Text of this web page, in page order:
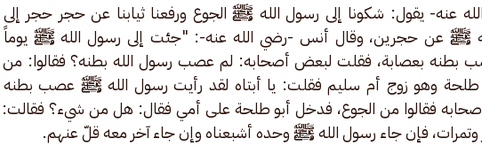
عنه- يقول: شكونا إلى رسول الله ﷺ الجوع ورفعنا ثيابنا عن حجر حجر إلى
ﷺ عن حجرين، وقال أنس -رضي الله عنه-: "جئت إلى رسول الله ﷺ يوماً
بطنه بعصابة، فقلت لبعض أصحابه: لم عصب رسول الله بطنه؟ فقالوا: من
طلحة وهو زوج أم سليم فقلت: يا أبتاه لقد رأيت رسول الله ﷺ عصب بطنه
فقالوا من الجوع، فدخل أبو طلحة على أمي فقال: هل من شيء؟ فقالت:
فإن جاء رسول الله ﷺ وحده أشبعناه وإن جاء آخر معه قلّ عنهم.